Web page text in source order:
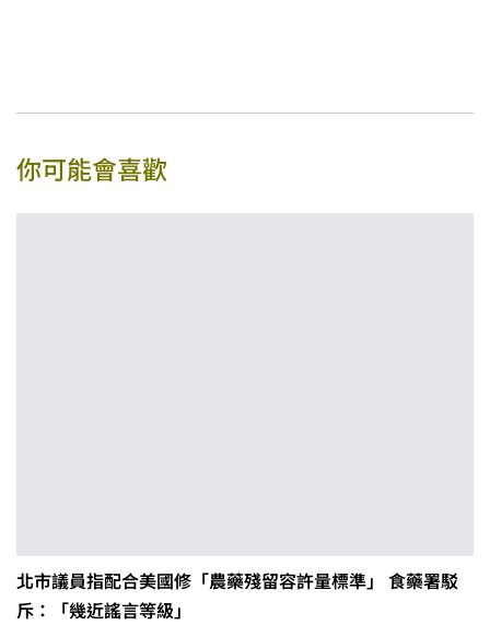
你可能會喜歡
北市議員指配合美國修「農藥殘留容許量標準」 食藥署駁
斥：「幾近謠言等級」